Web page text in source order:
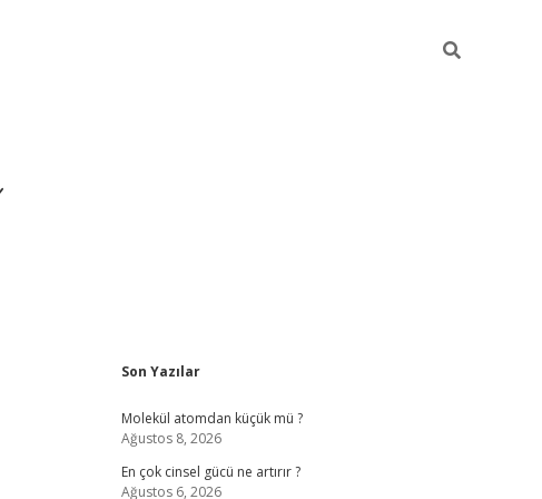
Sidebar
Son Yazılar
Molekül atomdan küçük mü ?
Ağustos 8, 2026
En çok cinsel gücü ne artırır ?
Ağustos 6, 2026